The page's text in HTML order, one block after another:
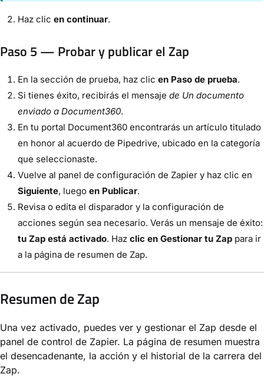
Haz clic en continuar.
Paso 5 — Probar y publicar el Zap
En la sección de prueba, haz clic en Paso de prueba.
Si tienes éxito, recibirás el mensaje de Un documento
enviado a Document360.
En tu portal Document360 encontrarás un artículo titulado
en honor al acuerdo de Pipedrive, ubicado en la categoría
que seleccionaste.
Vuelve al panel de configuración de Zapier y haz clic en
Siguiente, luego en Publicar.
Revisa o edita el disparador y la configuración de
acciones según sea necesario. Verás un mensaje de éxito:
tu Zap está activado. Haz clic en Gestionar tu Zap para ir
a la página de resumen de Zap.
Resumen de Zap
Una vez activado, puedes ver y gestionar el Zap desde el
panel de control de Zapier. La página de resumen muestra
el desencadenante, la acción y el historial de la carrera del
Zap.